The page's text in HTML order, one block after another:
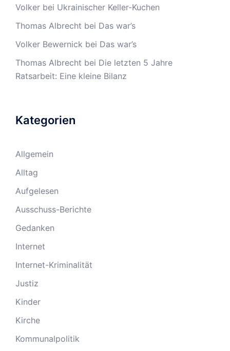
Volker bei Ukrainischer Keller-Kuchen
Thomas Albrecht bei Das war’s
Volker Bewernick bei Das war’s
Thomas Albrecht bei Die letzten 5 Jahre
Ratsarbeit: Eine kleine Bilanz
Kategorien
Allgemein
Alltag
Aufgelesen
Ausschuss-Berichte
Gedanken
Internet
Internet-Kriminalität
Justiz
Kinder
Kirche
Kommunalpolitik